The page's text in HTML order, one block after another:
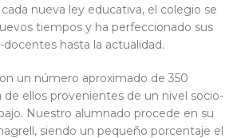
nueva ley educativa, el colegio se
tiempos y ha perfeccionado sus
hasta la actualidad.
un número aproximado de 350
de ellos provenientes de un nivel socio-
Nuestro alumnado procede en su
siendo un pequeño porcentaje el